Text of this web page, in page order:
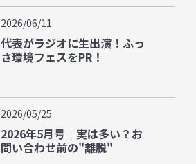
2026/06/11
代表がラジオに生出演！ふっ
さ環境フェスをPR！
2026/05/25
2026年5月号｜実は多い？お
問い合わせ前の"離脱"